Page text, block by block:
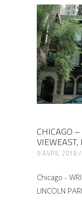
CHICAGO
9 AVRIL 2018
Chicago -
LINCOLN